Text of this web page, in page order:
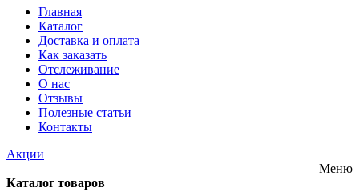
Главная
Каталог
Доставка и оплата
Как заказать
Отслеживание
О нас
Отзывы
Полезные статьи
Контакты
Акции
Меню
Каталог товаров